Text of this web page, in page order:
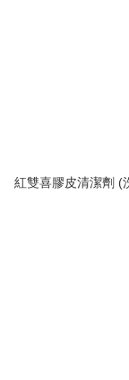
紅雙喜膠皮清潔劑 (